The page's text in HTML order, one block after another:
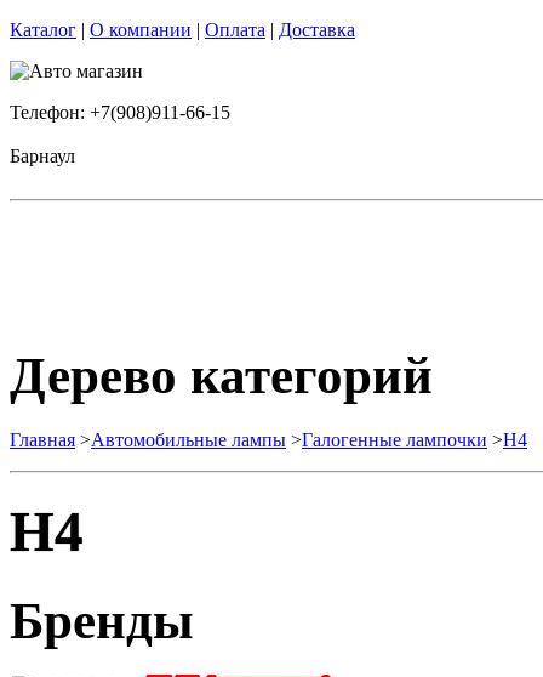
Каталог | О компании | Оплата | Доставка
Телефон: +7(908)911-66-15
Барнаул
Дерево категорий
Главная >Автомобильные лампы >Галогенные лампочки >H4
H4
Бренды